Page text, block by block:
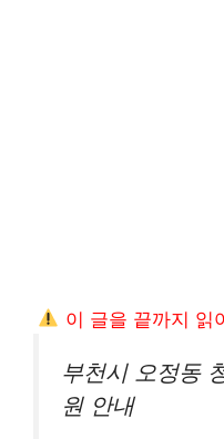
이 글을 끝까지 읽
부천시 오정동
원 안내